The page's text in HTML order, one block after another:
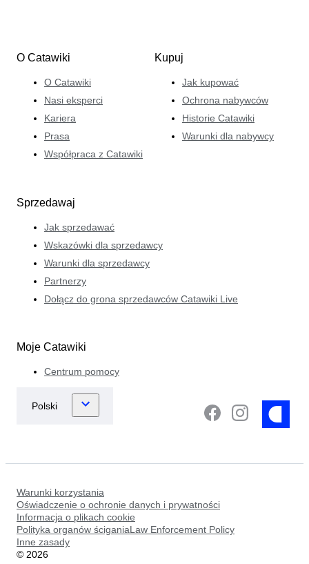
O Catawiki
O Catawiki
Nasi eksperci
Kariera
Prasa
Współpraca z Catawiki
Kupuj
Jak kupować
Ochrona nabywców
Historie Catawiki
Warunki dla nabywcy
Sprzedawaj
Jak sprzedawać
Wskazówki dla sprzedawcy
Warunki dla sprzedawcy
Partnerzy
Dołącz do grona sprzedawców Catawiki Live
Moje Catawiki
Centrum pomocy
Warunki korzystania
Oświadczenie o ochronie danych i prywatności
Informacja o plikach cookie
Polityka organów ściganiaLaw Enforcement Policy
Inne zasady
© 2026